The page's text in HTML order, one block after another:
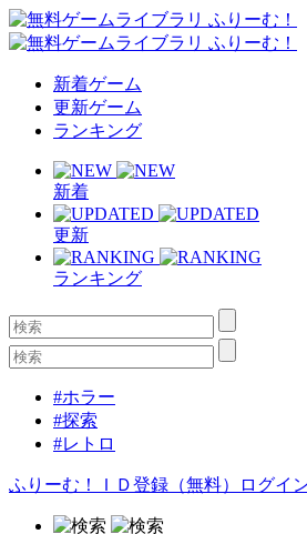
新着ゲーム
更新ゲーム
ランキング
新着
更新
ランキング
#ホラー
#探索
#レトロ
ふりーむ！ＩＤ登録（無料） ログイ